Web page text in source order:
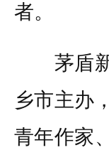
者。
茅盾新
乡市主办
青年作家